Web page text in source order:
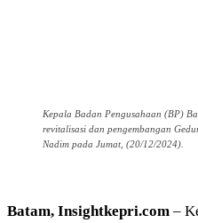
Kepala Badan Pengusahaan (BP)
revitalisasi dan pengembangan
Nadim pada Jumat, (20/12/2024).
Batam, Insightkepri.com –